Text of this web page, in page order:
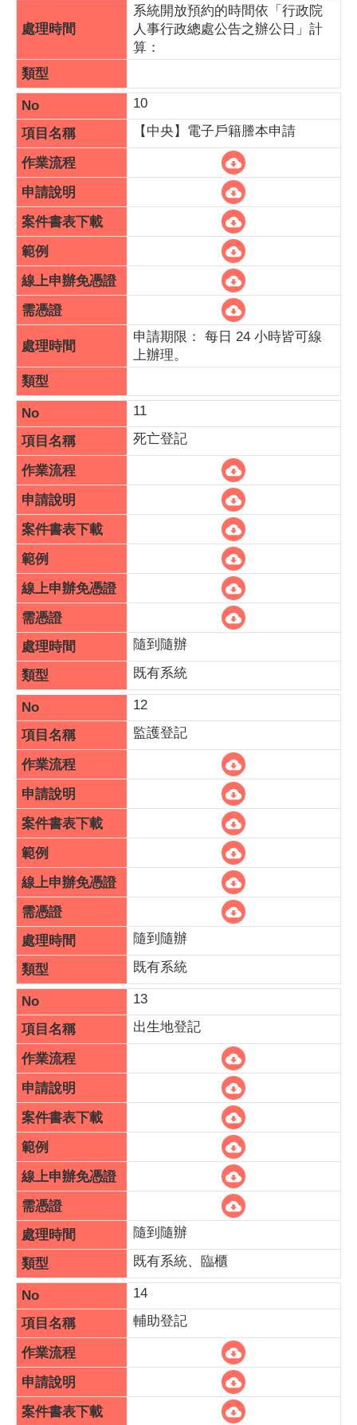
系統開放預約的時間依「行政院
人事行政總處公告之辦公日」計
算：
10
【中央】電子戶籍謄本申請
申請期限： 每日 24 小時皆可線
上辦理。
11
死亡登記
隨到隨辦
既有系統
12
監護登記
隨到隨辦
既有系統
13
出生地登記
隨到隨辦
既有系統、臨櫃
14
輔助登記